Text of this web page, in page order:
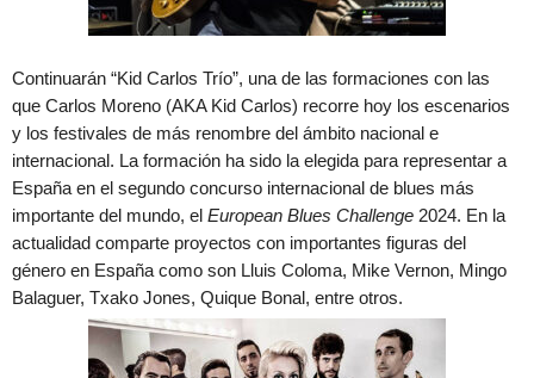
Continuarán “Kid Carlos Trío”, una de las formaciones con las
que Carlos Moreno (AKA Kid Carlos) recorre hoy los escenarios
y los festivales de más renombre del ámbito nacional e
internacional. La formación ha sido la elegida para representar a
España en el segundo concurso internacional de blues más
importante del mundo, el European Blues Challenge 2024. En la
actualidad comparte proyectos con importantes figuras del
género en España como son Lluis Coloma, Mike Vernon, Mingo
Balaguer, Txako Jones, Quique Bonal, entre otros.